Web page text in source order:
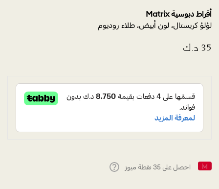
أقراط دبوسية Matrix
لؤلؤ كريستال، لون أبيض، طلاء روديوم
احصل على 35 نقطة ميوز